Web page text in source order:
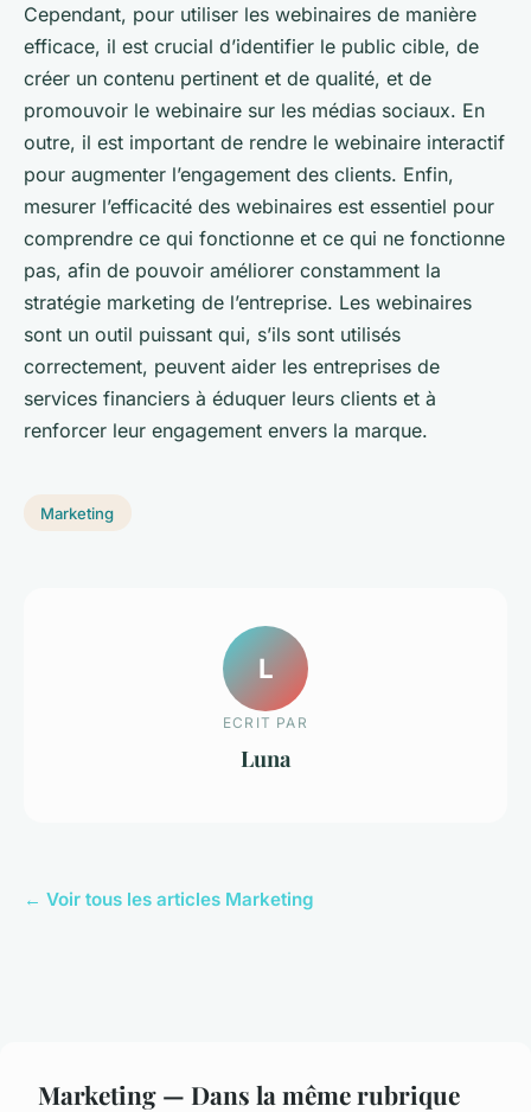
Cependant, pour utiliser les webinaires de manière
efficace, il est crucial d’identifier le public cible, de
créer un contenu pertinent et de qualité, et de
promouvoir le webinaire sur les médias sociaux. En
outre, il est important de rendre le webinaire interactif
pour augmenter l’engagement des clients. Enfin,
mesurer l’efficacité des webinaires est essentiel pour
comprendre ce qui fonctionne et ce qui ne fonctionne
pas, afin de pouvoir améliorer constamment la
stratégie marketing de l’entreprise. Les webinaires
sont un outil puissant qui, s’ils sont utilisés
correctement, peuvent aider les entreprises de
services financiers à éduquer leurs clients et à
renforcer leur engagement envers la marque.
Marketing
L
ECRIT PAR
Luna
← Voir tous les articles Marketing
Marketing — Dans la même rubrique